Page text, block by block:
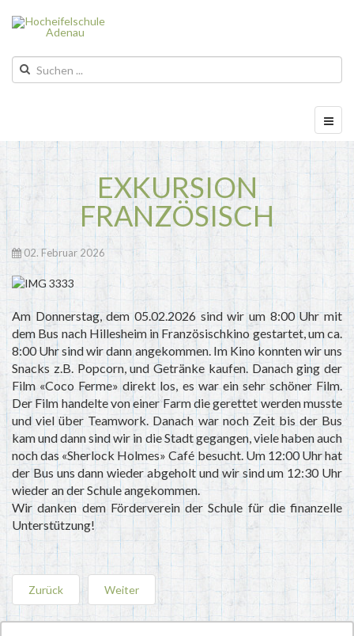
EXKURSION
FRANZÖSISCH
02. Februar 2026
Am Donnerstag, dem 05.02.2026 sind wir um 8:00 Uhr mit
dem Bus nach Hillesheim in Französischkino gestartet, um ca.
8:00 Uhr sind wir dann angekommen. Im Kino konnten wir uns
Snacks z.B. Popcorn, und Getränke kaufen. Danach ging der
Film «Coco Ferme» direkt los, es war ein sehr schöner Film.
Der Film handelte von einer Farm die gerettet werden musste
und viel über Teamwork. Danach war noch Zeit bis der Bus
kam und dann sind wir in die Stadt gegangen, viele haben auch
noch das «Sherlock Holmes» Café besucht. Um 12:00 Uhr hat
der Bus uns dann wieder abgeholt und wir sind um 12:30 Uhr
wieder an der Schule angekommen.
Wir danken dem Förderverein der Schule für die finanzelle
Unterstützung!
Zurück Weiter